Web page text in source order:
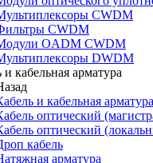
CWDM
CWDM
OADM CWDM
DWDM
и кабельная арматура
и кабельная арматура
оптический
оптический
кабель
арматура